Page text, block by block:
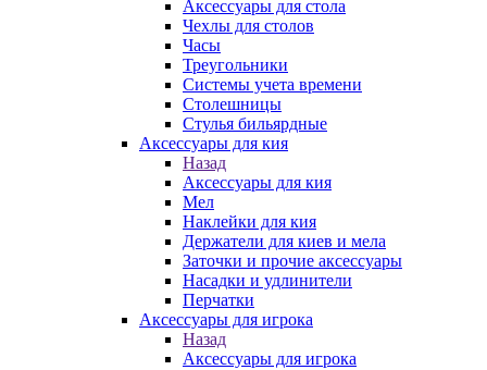
Аксессуары для стола
Чехлы для столов
Часы
Треугольники
Системы учета времени
Столешницы
Стулья бильярдные
Аксессуары для кия
Назад
Аксессуары для кия
Мел
Наклейки для кия
Держатели для киев и мела
Заточки и прочие аксессуары
Насадки и удлинители
Перчатки
Аксессуары для игрока
Назад
Аксессуары для игрока